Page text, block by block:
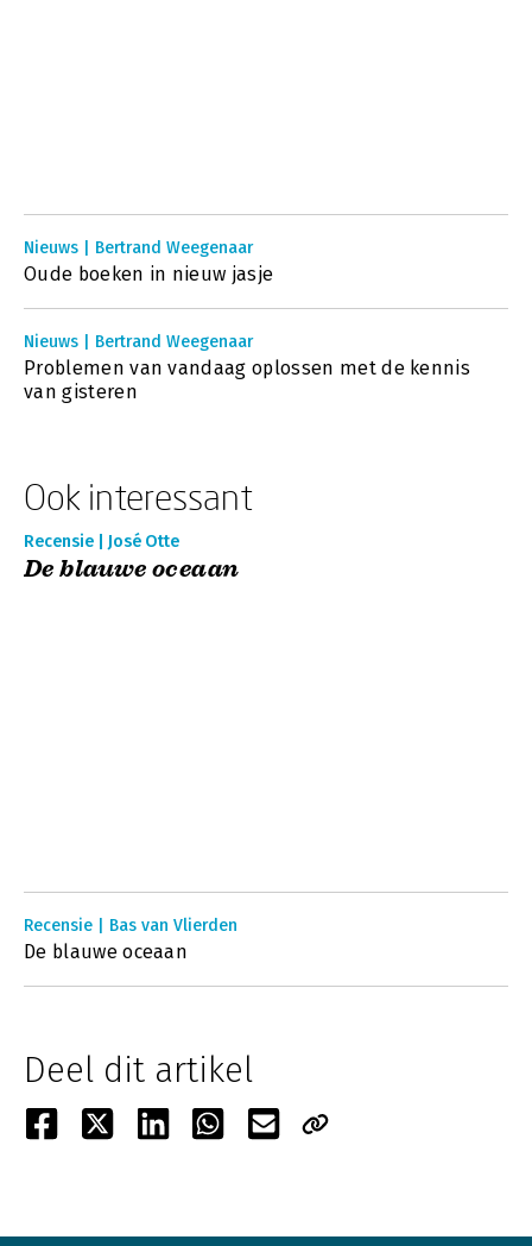
Nieuws | Bertrand Weegenaar
Oude boeken in nieuw jasje
Nieuws | Bertrand Weegenaar
Problemen van vandaag oplossen met de kennis
van gisteren
Ook interessant
Recensie | José Otte
De blauwe oceaan
Recensie | Bas van Vlierden
De blauwe oceaan
Deel dit artikel